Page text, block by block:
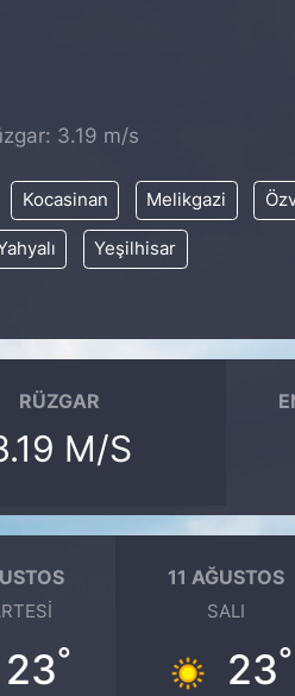
3.19 m/s
Kocasinan Melikgazi
Yeşilhisar
RÜZGAR
M/S
23°
11 AĞUSTOS
SALI
23°